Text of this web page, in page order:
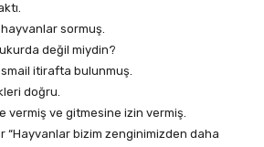
hayvanlar sormuş.
değil miydin?
itirafta bulunmuş.
doğru.
vermiş ve gitmesine izin vermiş.
“Hayvanlar bizim zenginimizden daha